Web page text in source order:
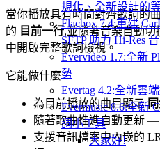
規化、全新設計的
Flacbox 7.4:重建
SFTP 助力 Hi-Res
Evervideo 1.7:全新
勢
Evertag 4.2:全新雲
Evermusic 8.6:全新
詞小工具
大家好!
當你播放具有時間對齊歌詞的
的 目前一行,並隨著音樂自動切
中開啟完整歌詞檢視。
它能做什麼:
為目前播放的曲目顯示
隨著歌曲推進自動更新 —
支援音訊檔案中內嵌的